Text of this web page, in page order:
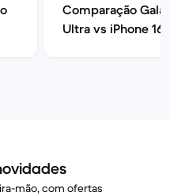
Comparação
Ultra vs iPhone 16
mão, com ofertas